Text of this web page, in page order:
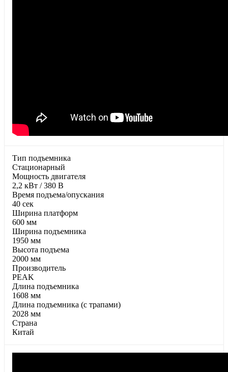
Тип подъемника
Стационарный
Moщнocть двигaтeля
2,2 кВт / 380 В
Время подъема/опускания
40 сек
Ширина платформ
600 мм
Ширина подъемника
1950 мм
Высота подъема
2000 мм
Производитель
PEAK
Длина подъемника
1608 мм
Длина подъемника (с трапами)
2028 мм
Страна
Китай